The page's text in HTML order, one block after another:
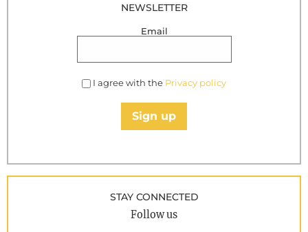
NEWSLETTER
Email
I agree with the Privacy policy
Sign up
STAY CONNECTED
Follow us